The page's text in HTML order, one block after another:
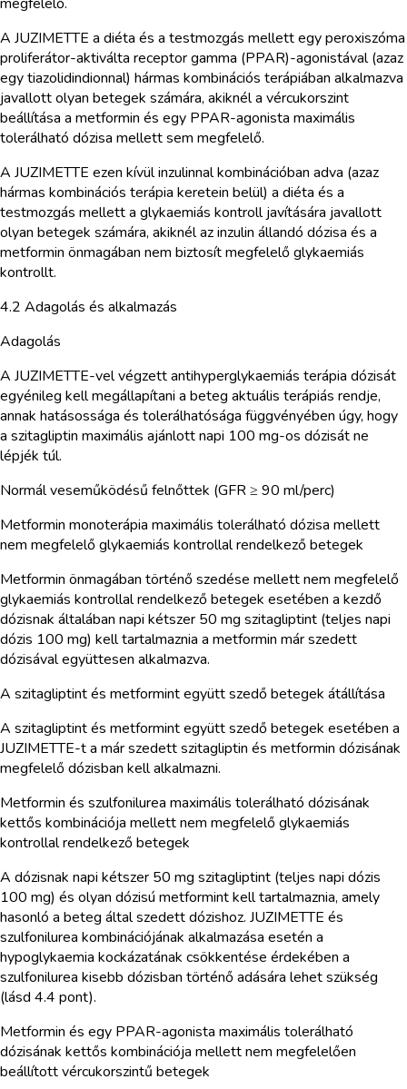
A JUZIMETTE a diéta és a testmozgás mellett egy peroxiszóma
proliferátor-aktiválta receptor gamma (PPAR)-agonistával (azaz
egy tiazolidindionnal) hármas kombinációs terápiában alkalmazva
javallott olyan betegek számára, akiknél a vércukorszint
beállítása a metformin és egy PPAR-agonista maximális
tolerálható dózisa mellett sem megfelelő.
A JUZIMETTE ezen kívül inzulinnal kombinációban adva (azaz
hármas kombinációs terápia keretein belül) a diéta és a
testmozgás mellett a glykaemiás kontroll javítására javallott
olyan betegek számára, akiknél az inzulin állandó dózisa és a
metformin önmagában nem biztosít megfelelő glykaemiás
kontrollt.
4.2 Adagolás és alkalmazás
Adagolás
A JUZIMETTE-vel végzett antihyperglykaemiás terápia dózisát
egyénileg kell megállapítani a beteg aktuális terápiás rendje,
annak hatásossága és tolerálhatósága függvényében úgy, hogy
a szitagliptin maximális ajánlott napi 100 mg-os dózisát ne
lépjék túl.
Normál veseműködésű felnőttek (GFR ≥ 90 ml/perc)
Metformin monoterápia maximális tolerálható dózisa mellett
nem megfelelő glykaemiás kontrollal rendelkező betegek
Metformin önmagában történő szedése mellett nem megfelelő
glykaemiás kontrollal rendelkező betegek esetében a kezdő
dózisnak általában napi kétszer 50 mg szitagliptint (teljes napi
dózis 100 mg) kell tartalmaznia a metformin már szedett
dózisával együttesen alkalmazva.
A szitagliptint és metformint együtt szedő betegek átállítása
A szitagliptint és metformint együtt szedő betegek esetében a
JUZIMETTE-t a már szedett szitagliptin és metformin dózisának
megfelelő dózisban kell alkalmazni.
Metformin és szulfonilurea maximális tolerálható dózisának
kettős kombinációja mellett nem megfelelő glykaemiás
kontrollal rendelkező betegek
A dózisnak napi kétszer 50 mg szitagliptint (teljes napi dózis
100 mg) és olyan dózisú metformint kell tartalmaznia, amely
hasonló a beteg által szedett dózishoz. JUZIMETTE és
szulfonilurea kombinációjának alkalmazása esetén a
hypoglykaemia kockázatának csökkentése érdekében a
szulfonilurea kisebb dózisban történő adására lehet szükség
(lásd 4.4 pont).
Metformin és egy PPAR-agonista maximális tolerálható
dózisának kettős kombinációja mellett nem megfelelően
beállított vércukorszintű betegek